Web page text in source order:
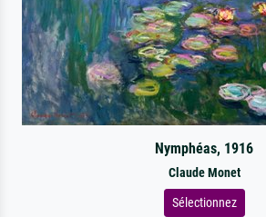
Nymphéas, 1916
Claude Monet
Sélectionnez